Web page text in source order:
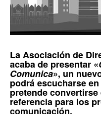
LaAsociación de
acaba de presentar «
Comunica», un
podrá escucharse en
pretende
referencia para los
comunicación.